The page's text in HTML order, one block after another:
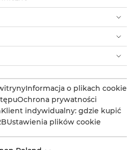
Informacja o plikach cookie
Ochrona prywatności
Klient indywidualny: gdzie kupić
Ustawienia plików cookie